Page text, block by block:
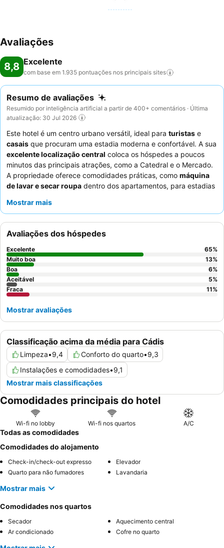
Avaliações
8,8 Excelente
com base em 1.935 pontuações nos principais sites
Resumo de avaliações
Resumido por inteligência artificial a partir de 400+ comentários · Última
atualização: 30 Jul 2026
Este hotel é um centro urbano versátil, ideal para turistas e
casais que procuram uma estadia moderna e confortável. A sua
excelente localização central coloca os hóspedes a poucos
minutos das principais atrações, como a Catedral e o Mercado.
A propriedade oferece comodidades práticas, como máquina
de lavar e secar roupa dentro dos apartamentos, para estadias
consistentemente o
assistência proativa. Para uma experiência mais tranquila, os
hóspedes são aconselhados a pedir um quarto virado para o
jardim.
Mostrar mais
Classificação acima da média para Cádis
Limpeza•9,4 Conforto do quarto•9,3
Instalações e comodidades•9,1
Mostrar mais classificações
Avaliações dos hóspedes
Excelente 65%
Muito boa
13%
Boa
6%
Aceitável
5%
Fraca
11%
Mostrar avaliações
Comodidades principais do hotel
Wi-fi no lobby Wi-fi nos quartos A/C
Todas as comodidades
Comodidades do alojamento
Check-in/check-out expresso
Elevador
Quarto para não fumadores
Lavandaria
Mostrar mais
Comodidades nos quartos
Secador
Aquecimento central
Ar condicionado
Cofre no quarto